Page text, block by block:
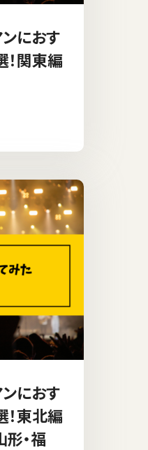
におす
！関東編
におす
！東北編
形・福